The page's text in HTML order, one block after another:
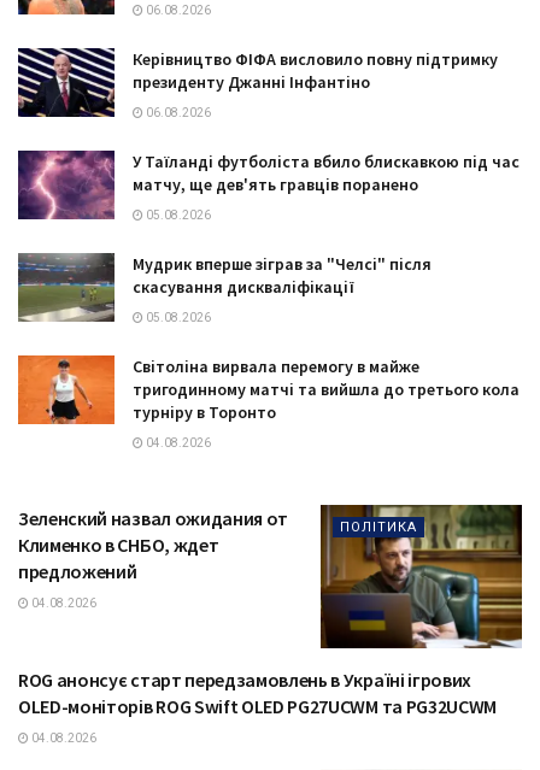
06.08.2026
Керівництво ФІФА висловило повну підтримку
президенту Джанні Інфантіно
06.08.2026
У Таїланді футболіста вбило блискавкою під час
матчу, ще дев'ять гравців поранено
05.08.2026
Мудрик вперше зіграв за "Челсі" після
скасування дискваліфікації
05.08.2026
Світоліна вирвала перемогу в майже
тригодинному матчі та вийшла до третього кола
турніру в Торонто
04.08.2026
ПОЛІТИКА
Зеленский назвал ожидания от
Клименко в СНБО, ждет
предложений
04.08.2026
ТЕХНОЛОГІЇ
ROG анонсує старт передзамовлень в Україні ігрових
OLED-моніторів ROG Swift OLED PG27UCWM та PG32UCWM
04.08.2026